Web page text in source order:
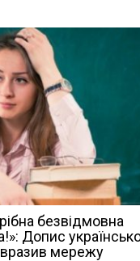
безвідмовна
Допис
вразив мережу